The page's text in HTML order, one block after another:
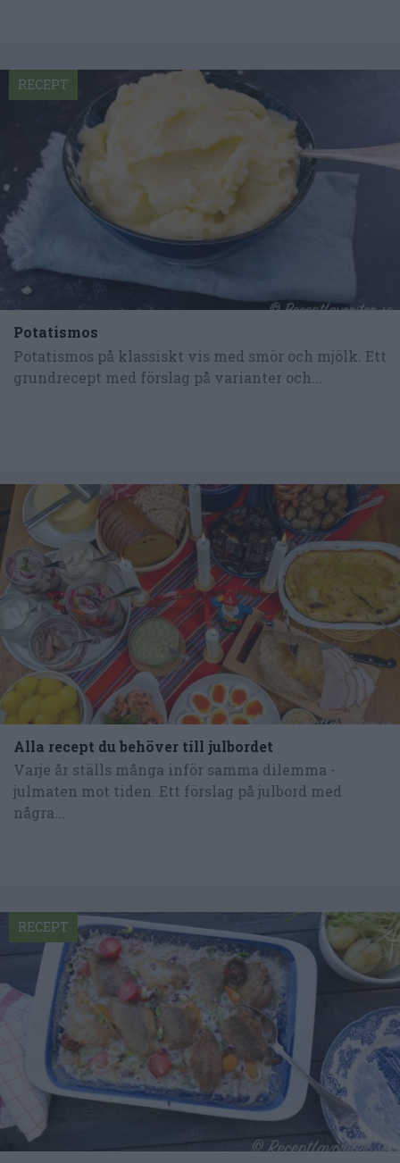
Potatismos
Potatismos på klassiskt vis med smör och mjölk. Ett
grundrecept med förslag på varianter och...
RECEPT
Alla recept du behöver till julbordet
Varje år ställs många inför samma dilemma -
julmaten mot tiden. Ett förslag på julbord med
några...
RECEPT